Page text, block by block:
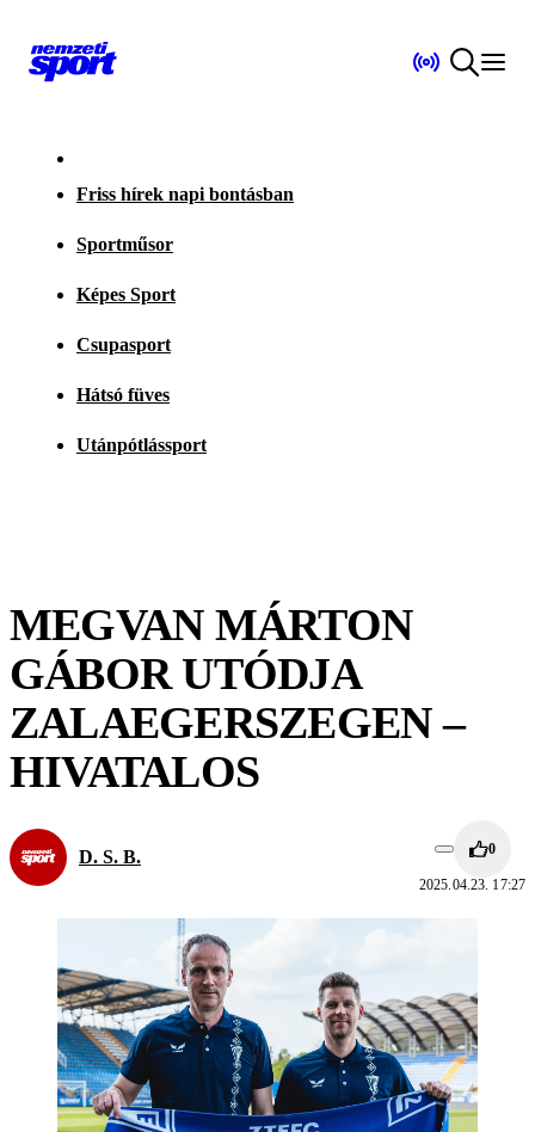
Friss hírek napi bontásban
Sportműsor
Képes Sport
Csupasport
Hátsó füves
Utánpótlássport
MEGVAN MÁRTON
GÁBOR UTÓDJA
ZALAEGERSZEGEN –
HIVATALOS
D. S. B. 0
2025.04.23. 17:27